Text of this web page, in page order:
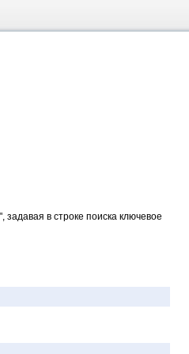
в строке поиска ключевое